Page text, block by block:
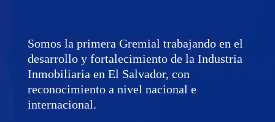
Somos la primera Gremial trabajando en el
desarrollo y fortalecimiento de la Industria
Inmobiliaria en El Salvador, con
reconocimiento a nivel nacional e
internacional.